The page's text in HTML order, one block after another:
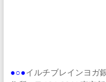
●○●イルチブレインヨガ